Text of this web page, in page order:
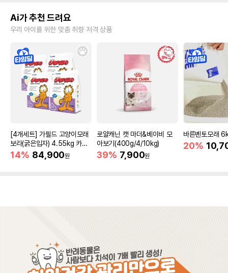
Ai가 추천 드려요
우리 아이를 위한 맞춤 취향 저격 상품
[4개세트] 가필드 고양이모래
보라(굵은입자) 4.55kg 카사
바모래
14% 84,900원
로얄캐닌 캣 마더&베이비 모
아보기(400g/4/10kg)
39% 7,900원
바른벤토모래
20%